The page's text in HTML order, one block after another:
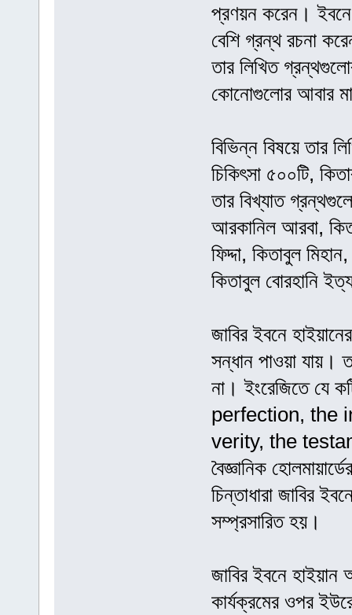
প্রণয়ন করেন। ইবনে
বেশি গ্রন্থ রচনা
তার লিখিত
কোনোগুলোর আবার
বিভিন্ন বিষয়ে তার
চিকিৎসা ৫০০টি,
তার বিখ্যাত
আরকানিল আরবা,
ফিদ্দা, কিতাবুল
কিতাবুল বোরহানি
জাবির ইবনে
সন্ধান পাওয়া যায়।
না। ইংরেজিতে যে
perfection, the
verity, the
বৈজ্ঞানিক
চিন্তাধারা জাবির
সম্প্রসারিত হয়।
জাবির ইবনে
কার্যক্রমের ওপর